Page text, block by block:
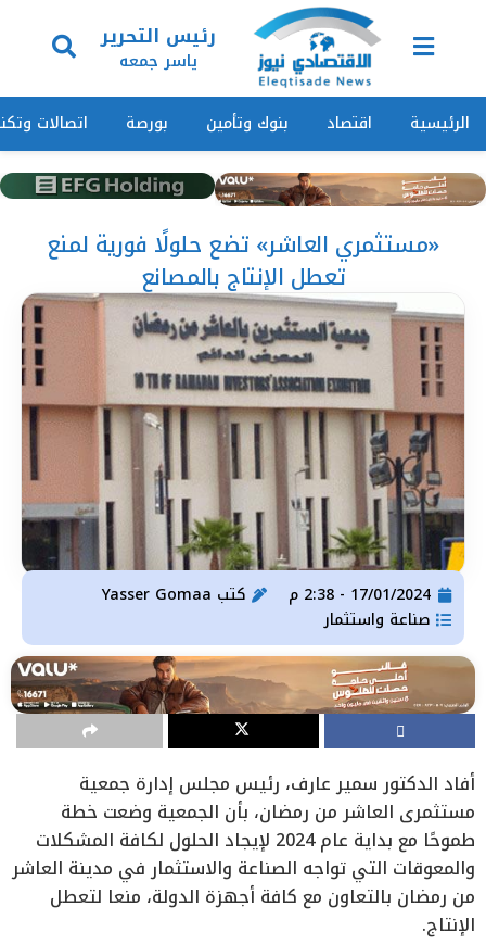
رئيس التحرير
ياسر جمعه
الرئيسية اقتصاد بنوك وتأمين بورصة اتصالات
«مستثمري العاشر» تضع حلولًا فورية لمنع
تعطل الإنتاج بالمصانع
17/01/2024 - 2:38 م كتب
صناعة واستثمار
أفاد الدكتور سمير عارف، رئيس مجلس إدارة جمعية
مستثمرى العاشر من رمضان، بأن الجمعية وضعت خطة
طموحًا مع بداية عام 2024 لإيجاد الحلول لكافة المشكلات
والمعوقات التي تواجه الصناعة والاستثمار في مدينة العاشر
من رمضان بالتعاون مع كافة أجهزة الدولة، منعا لتعطل
الإنتاج.